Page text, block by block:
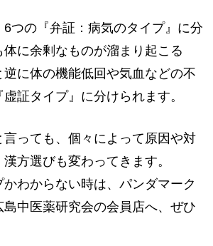
6つの『弁証：病気のタイプ』に分
に余剰なものが溜まり起こる
逆に体の機能低回や気血などの不
証タイプ』に分けられます。
言っても、個々によって原因や対
方選びも変わってきます。
わからない時は、パンダマーク
中医薬研究会の会員店へ、ぜひ